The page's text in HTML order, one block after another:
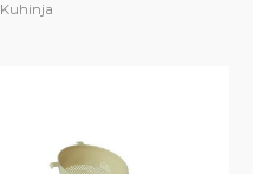
Kuhinja